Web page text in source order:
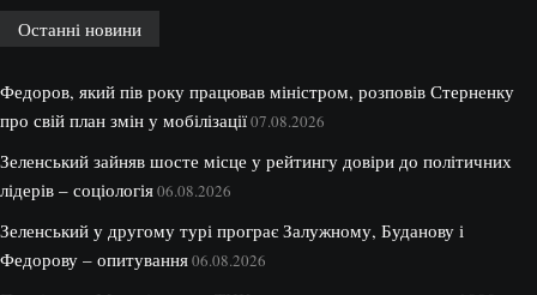
Останні новини
Федоров, який пів року працював міністром, розповів Стерненку
про свій план змін у мобілізації07.08.2026
Зеленський зайняв шосте місце у рейтингу довіри до політичних
лідерів – соціологія06.08.2026
Зеленський у другому турі програє Залужному, Буданову і
Федорову – опитування06.08.2026